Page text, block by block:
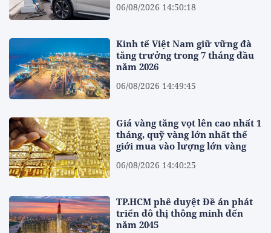
06/08/2026 14:50:18
Kinh tế Việt Nam giữ vững đà
tăng trưởng trong 7 tháng đầu
năm 2026
06/08/2026 14:49:45
Giá vàng tăng vọt lên cao nhất 1
tháng, quỹ vàng lớn nhất thế
giới mua vào lượng lớn vàng
06/08/2026 14:40:25
TP.HCM phê duyệt Đề án phát
triển đô thị thông minh đến
năm 2045